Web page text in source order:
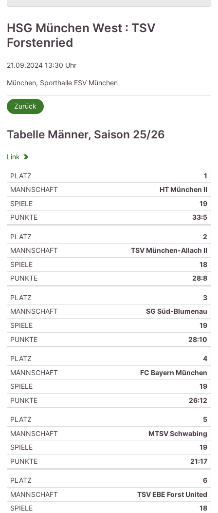
HSG München West : TSV
Forstenried
21.09.2024 13:30 Uhr
München, Sporthalle ESV München
Zurück
Tabelle Männer, Saison 25/26
Link
PLATZ MANNSCHAFT SPIELE S U N TORE
+/
−
1
HT München II
19
33:5
2
TSV München-Allach II
18
28:8
3
SG Süd-Blumenau
19
28:10
4
FC Bayern München
19
26:12
5
MTSV Schwabing
19
21:17
6
TSV EBE Forst United
18